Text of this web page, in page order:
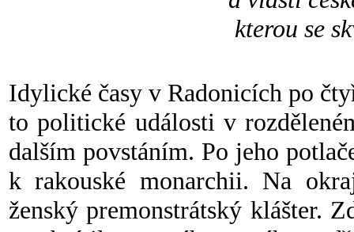
kterou se
Idylické časy v Radonicích po
to politické události v
dalším povstáním. Po jeho
k rakouské monarchii. Na
ženský premonstrátský klášter.